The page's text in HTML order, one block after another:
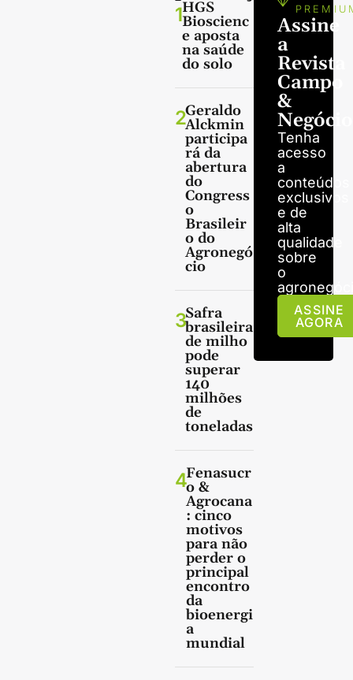
1HGS
Bioscienc
e aposta
na saúde
do solo
2Geraldo
Alckmin
participa
rá da
abertura
do
Congress
o
Brasileir
o do
Agronegó
cio
3Safra
brasileira
de milho
pode
superar
140
milhões
de
toneladas
4Fenasucr
o &
Agrocana
: cinco
motivos
para não
perder o
principal
encontro
da
bioenergi
a
mundial
Assine
a
Revista
Campo
&
Tenha
acesso
a
conteúdos
exclusivos
e de
alta
qualidade
sobre
o
ASSINE
AGORA